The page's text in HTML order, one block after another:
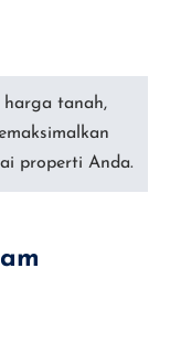
harga tanah,
properti Anda.